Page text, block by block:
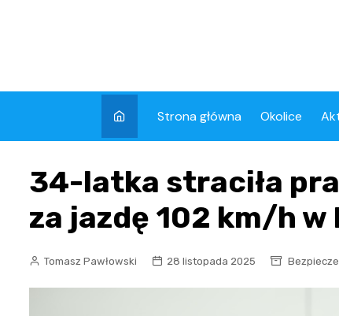
Strona główna Okolice
34-latka straciła
za jazdę 102 km/h w
Tomasz Pawłowski 28 listopada 2025